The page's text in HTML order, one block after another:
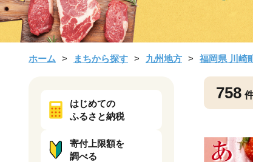
ホーム まちから探す 九州地方 福岡県 川崎
758
はじめての
ふるさと納税
寄付上限額を
調べる